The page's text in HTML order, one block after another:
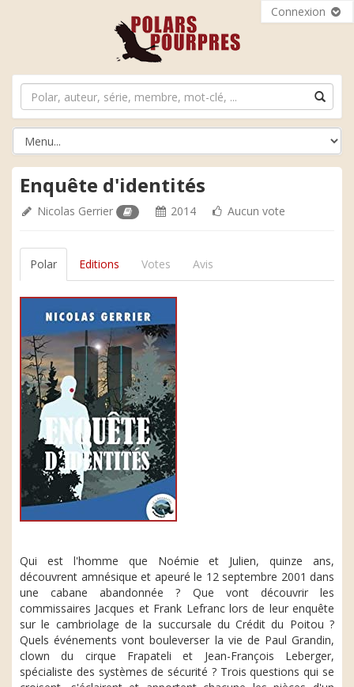
Connexion
Enquête d'identités
Nicolas Gerrier 2014 Aucun vote
Polar Editions Votes Avis
Qui est l'homme que Noémie et Julien, quinze ans,
découvrent amnésique et apeuré le 12 septembre 2001 dans
une cabane abandonnée ? Que vont découvrir les
commissaires Jacques et Frank Lefranc lors de leur enquête
sur le cambriolage de la succursale du Crédit du Poitou ?
Quels événements vont bouleverser la vie de Paul Grandin,
clown du cirque Frapateli et Jean-François Leberger,
spécialiste des systèmes de sécurité ? Trois questions qui se